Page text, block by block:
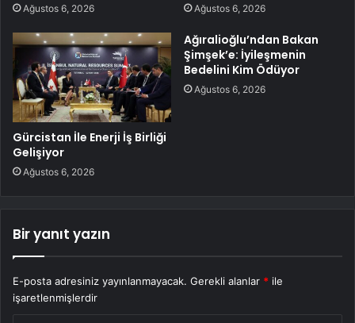
Ağustos 6, 2026 Ağustos 6, 2026
Gürcistan İle Enerji İş Birliği
Gelişiyor
Ağustos 6, 2026
Ağıralioğlu’ndan Bakan
Şimşek’e: İyileşmenin
Bedelini Kim Ödüyor
Ağustos 6, 2026
Bir yanıt yazın
E-posta adresiniz yayınlanmayacak. Gerekli alanlar * ile
işaretlenmişlerdir